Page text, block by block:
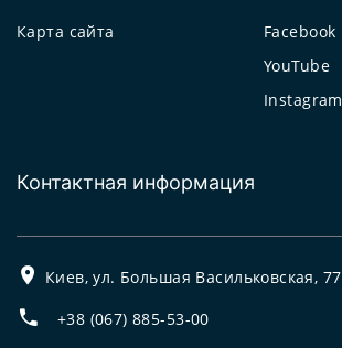
Карта сайта
Facebook
YouTube
Instagram
Контактная информация
Киев, ул. Большая Васильковская, 77
+38 (067) 885-53-00